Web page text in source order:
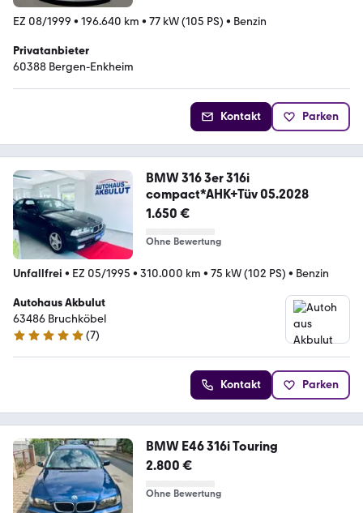
EZ 08/1999 • 196.640 km • 77 kW (105 PS) • Benzin
Privatanbieter
60388 Bergen-Enkheim
Kontakt Parken
BMW 316 3er 316i
compact*AHK+Tüv 05.2028
1.650 €
Ohne Bewertung
Unfallfrei • EZ 05/1995 • 310.000 km • 75 kW (102 PS) • Benzin
Autohaus Akbulut
63486 Bruchköbel
4.8 Sterne
(7)
Kontakt Parken
BMW E46 316i Touring
2.800 €
Ohne Bewertung